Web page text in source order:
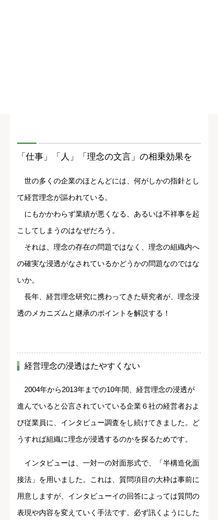
「仕事」「人」「理念の文言」の相乗効果を
世の多くの企業のほとんどには、何がしかの指針とし
て経営理念が謳われている。
にもかかわらず業績が悪くなる、あるいは不祥事を起
こしてしまうのはなぜだろう。
それは、理念の存在の問題ではなく、理念の組織内へ
の確実な浸透がなされているかどうかの問題なのではな
いか。
長年、経営理念研究に携わってきた研究者が、理念浸
透のメカニズムと継承のポイントを解説する！
経営理念の浸透はたやすくない
2004年から2013年までの10年間、経営理念の浸透が
進んでいると公言されていている企業６社の経営者およ
び従業員に、インタビュー調査をし続けてきました。ど
うすれば組織に理念が浸透するのかを探るためです。
インタビューは、一対一の対面形式で、「半構造化面
接法」を用いました。これは、質問項目の大枠は事前に
用意しますが、インタビューイの回答によっては質問の
表現や内容を変えていく手法です。必ず訊くようにした